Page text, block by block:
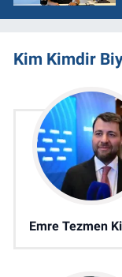
Kim Kimdir
Emre Tezmen